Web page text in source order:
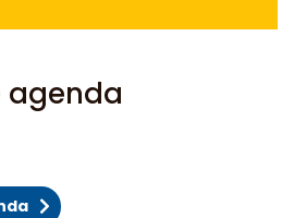
agenda